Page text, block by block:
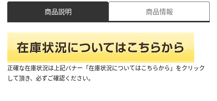
商品説明 商品情報
正確な在庫状況は上記バナー「在庫状況についてはこちらから」をクリック
して頂き、必ずご確認ください。